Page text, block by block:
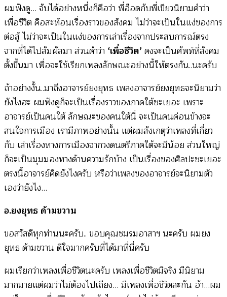
ผมฟังดู… จับได้อย่างหนึ่งก็คือว่า พี่อ๊อดกับพี่เขียวนิยามคำว่า
เพื่อชีวิต คือสะท้อนเรื่องราวของสังคม ไม่ว่าจะเป็นในแง่ของการ
ต่อสู้ ไม่ว่าจะเป็นในแง่ของการเล่าเรื่องจากประสบการณ์ตรง
จากที่ได้ไปสัมผัสมา ส่วนคำว่า ‘เพื่อชีวิต’คงจะเป็นศัพท์ที่สังคม
ตั้งขึ้นมา เพื่อจะใช้เรียกเพลงลักษณะอย่างนี้ให้ตรงกัน..นะครับ
ถ้าอย่างงั้น..มาถึงอาจารย์ยงยุทธ เพลงอาจารย์ยงยุทธจะนิยามว่า
ยังไงฮะ ผมฟังดูก็จะเป็นเรื่องราวของภาคใต้ซะเยอะ เพราะ
อาจารย์เป็นคนใต้ ลักษณะของคนใต้นี่ จะเป็นคนค่อนข้างจะ
สนใจการเมือง เรามีภาพอย่างนั้น แต่ผมสังเกตุว่าเพลงที่เกี่ยว
กับ เล่าเรื่องทางการเมืองจากวงดนตรีภาคใต้จะมีน้อย ส่วนใหญ่
ก็จะเป็นมุมมองทางด้านความรักบ้าง เป็นเรื่องของศิลปะซะเยอะ
ตรงนี้อาจารย์คิดยังไงครับ หรือว่าเพลงของอาจารย์จะนิยามตัว
เองว่ายังไง…
อ.ยงยุทธ ด้ามขวาน
ขอสวัสดีทุกท่านนะครับ.. ขอบคุณชมรมอาสาฯ นะครับ ผมยง
ยุทธ ด้ามขวาน ดีใจมากครับที่ได้มาที่นี่ครับ
ผมเรียกว่าเพลงเพื่อชีวิตนะครับ เพลงเพื่อชีวิตมีจริง มีนิยาม
มากมายแต่ผมว่าไม่ต้องไปเถียง… มีเพลงเพื่อชีวิตละกัน อ้า…ผม